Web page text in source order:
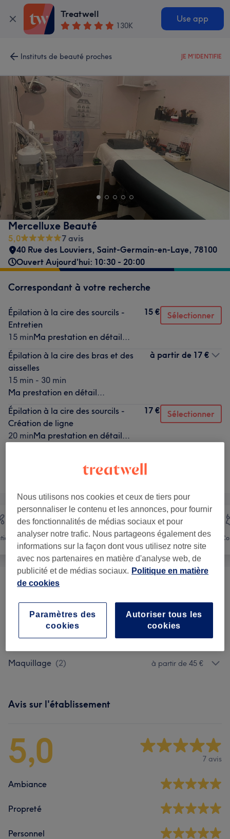
Treatwell
130K
Use app
Instituts de beauté proches JE M'IDENTIFIE
Mercelluxe Beauté
5,0
7 avis
40 Rue des Louviers, Saint-Germain-en-Laye, 78100
Ouvert Aujourd'hui: 10:30 - 20:00
Correspondant à votre recherche
Épilation à la cire des sourcils -
Entretien
15 minMa prestation en détail...
15 € Sélectionner
Épilation à la cire des bras et des
aisselles
15 min - 30 min
Ma prestation en détail...
à partir de 17 €
Épilation à la cire des sourcils -
Création de ligne
20 minMa prestation en détail...
17 € Sélectionner
Ce n'est pas ce que vous recherchiez ?
Recherchez dans notre liste de prestations
Visage Massage
Femme - Épilation À La Cire
Soin Du Visage (13) à partir de 15 €
Beauté Du Regard (9) à partir de 17 €
Maquillage (2) à partir de 45 €
Avis sur l'établissement
5,0 7 avis
Ambiance
Propreté
Personnel
Nous utilisons nos cookies et ceux de tiers pour
personnaliser le contenu et les annonces, pour fournir
des fonctionnalités de médias sociaux et pour
analyser notre trafic. Nous partageons également des
informations sur la façon dont vous utilisez notre site
avec nos partenaires en matière d'analyse web, de
publicité et de médias sociaux. Politique en matière
de cookies
Autoriser tous les
cookies
Paramètres des
cookies